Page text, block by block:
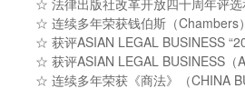
☆ 法律出版社改革开放四十周年评选
☆ 连续多年荣获钱伯斯（Chambers
☆ 获评ASIAN LEGAL BUSINESS
☆ 获评ASIAN LEGAL BUSINESS（
☆ 连续多年荣获《商法》（CHINA